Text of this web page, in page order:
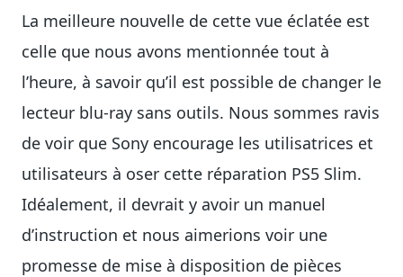
La meilleure nouvelle de cette vue éclatée est
celle que nous avons mentionnée tout à
l’heure, à savoir qu’il est possible de changer le
lecteur blu-ray sans outils. Nous sommes ravis
de voir que Sony encourage les utilisatrices et
utilisateurs à oser cette réparation PS5 Slim.
Idéalement, il devrait y avoir un manuel
d’instruction et nous aimerions voir une
promesse de mise à disposition de pièces